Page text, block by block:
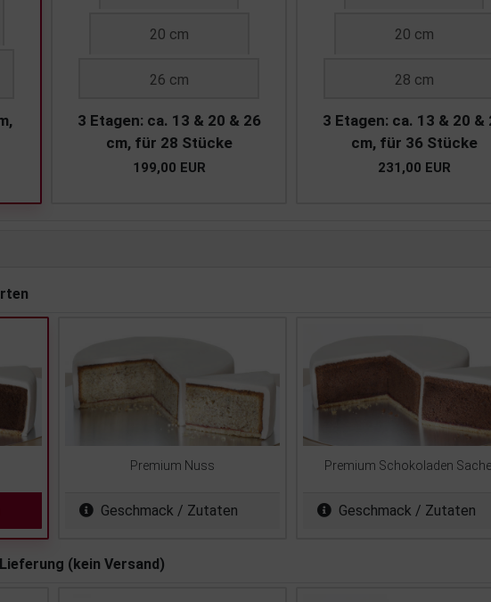
20 cm
26 cm
3 Etagen: ca. 13 & 20 & 26
cm, für 28 Stücke
199,00 EUR
20 cm
28 cm
3 Etagen: ca. 13 & 20 &
cm, für 36 Stücke
231,00 EUR
Premium Nuss
Geschmack / Zutaten
Premium Schokoladen
Geschmack / Zutaten
(kein Versand)